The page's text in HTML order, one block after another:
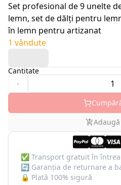
Set profesional de 9 unelte
lemn, set de dălți pentru
în lemn pentru artizanat
1 vândute
Cantitate
-
✅ Transport gratuit în
🔄 Garanția de returnare a
🔒 Plată 100% sigură